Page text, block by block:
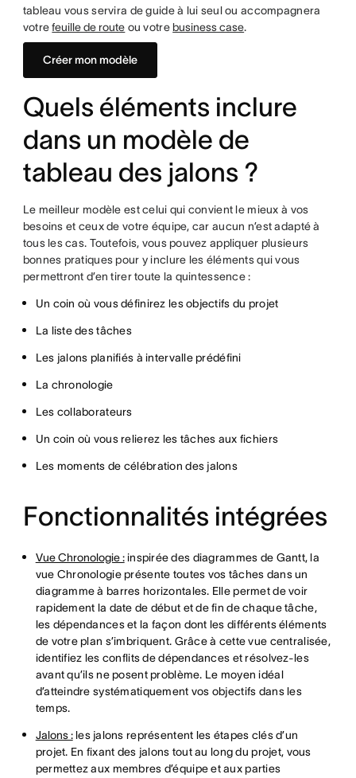
tableau vous servira de guide à lui seul ou accompagnera
votrefeuille de route ou votre business case.
Créer mon modèle
Quels éléments inclure
dans un modèle de
tableau des jalons ?
Le meilleur modèle est celui qui convient le mieux à vos
besoins et ceux de votre équipe, car aucun n’est adapté à
tous les cas. Toutefois, vous pouvez appliquer plusieurs
bonnes pratiques pour y inclure les éléments qui vous
permettront d’en tirer toute la quintessence :
Un coin où vous définirez les objectifs du projet
La liste des tâches
Les jalons planifiés à intervalle prédéfini
La chronologie
Les collaborateurs
Un coin où vous relierez les tâches aux fichiers
Les moments de célébration des jalons
Fonctionnalités intégrées
Vue Chronologie :inspirée des diagrammes de Gantt, la
vue Chronologie présente toutes vos tâches dans un
diagramme à barres horizontales. Elle permet de voir
rapidement la date de début et de fin de chaque tâche,
les dépendances et la façon dont les différents éléments
de votre plan s’imbriquent. Grâce à cette vue centralisée,
identifiez les conflits de dépendances et résolvez-les
avant qu’ils ne posent problème. Le moyen idéal
d’atteindre systématiquement vos objectifs dans les
temps.
Jalons :les jalons représentent les étapes clés d’un
projet. En fixant des jalons tout au long du projet, vous
permettez aux membres d’équipe et aux parties